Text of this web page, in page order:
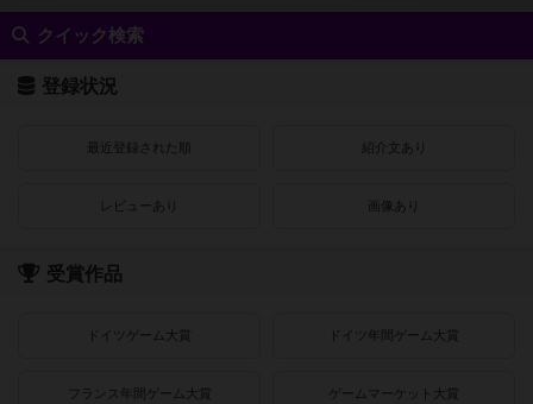
クイック検索
登録状況
最近登録された順 紹介文あり
レビューあり 画像あり
受賞作品
ドイツゲーム大賞 ドイツ年間ゲーム大賞
フランス年間ゲーム大賞 ゲームマーケット大賞